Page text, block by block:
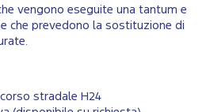
vengono eseguite una tantum e
che prevedono la sostituzione di
stradale H24